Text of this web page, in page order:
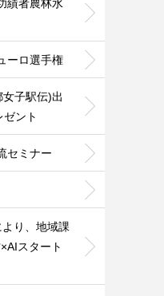
績者農林水
ーロ選手権
子駅伝)出
ント
セミナー
り、地域課
スタート